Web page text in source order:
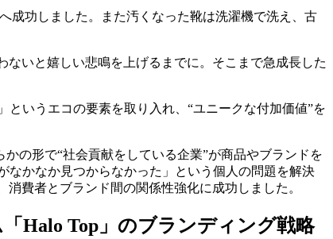
成功しました。また汚くなった靴は洗濯機で洗え、古
いと嬉しい悲鳴を上げるまでに。そこまで急成長した
いうエコの要素を取り入れ、“ユニークな付加価値”を
の形で“社会貢献をしている企業”が商品やブランドを
なかなか見つからなかった」という個人の問題を解決
費者とブランド間の関係性強化に成功しました。
Halo Top」のブランディング戦略